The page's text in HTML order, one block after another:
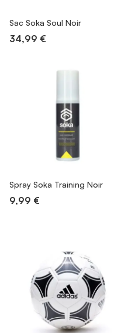
Sac Soka Soul Noir
34,99 €
Spray Soka Training Noir
9,99 €